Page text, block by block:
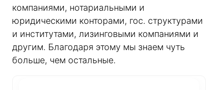
компаниями, нотариальными и
юридическими конторами, гос. структурами
и институтами, лизинговыми компаниями и
другим. Благодаря этому мы знаем чуть
больше, чем остальные.